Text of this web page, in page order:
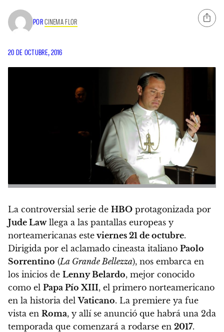
PORCINEMA FLOR
20 DE OCTUBRE, 2016
La controversial serie de HBO protagonizada por
Jude Lawllega a las pantallas europeas y
norteamericanas este viernes 21 de octubre.
Dirigida por el aclamado cineasta italiano Paolo
Sorrentino (La Grande Bellezza), nos embarca en
los inicios de Lenny Belardo, mejor conocido
como el Papa Pío XIII, el primero norteamericano
en la historia delVaticano. La premiere ya fue
vista en Roma, y allí se anunció que habrá una 2da
temporada que comenzará a rodarse en 2017.